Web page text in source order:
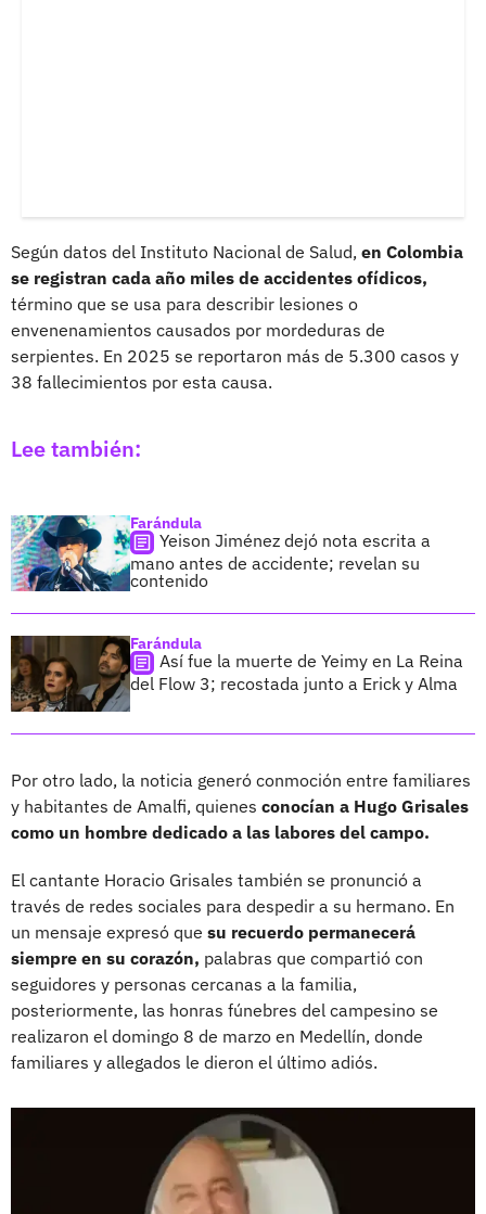
Según datos del Instituto Nacional de Salud, en Colombia
se registran cada año miles de accidentes ofídicos,
término que se usa para describir lesiones o
envenenamientos causados por mordeduras de
serpientes. En 2025 se reportaron más de 5.300 casos y
38 fallecimientos por esta causa.
Lee también:
Farándula
Yeison Jiménez dejó nota escrita a
mano antes de accidente; revelan su
contenido
Farándula
Así fue la muerte de Yeimy en La Reina
del Flow 3; recostada junto a Erick y Alma
Por otro lado, la noticia generó conmoción entre familiares
y habitantes de Amalfi, quienes conocían a Hugo Grisales
como un hombre dedicado a las labores del campo.
El cantante Horacio Grisales también se pronunció a
través de redes sociales para despedir a su hermano. En
un mensaje expresó que su recuerdo permanecerá
siempre en su corazón, palabras que compartió con
seguidores y personas cercanas a la familia,
posteriormente, las honras fúnebres del campesino se
realizaron el domingo 8 de marzo en Medellín, donde
familiares y allegados le dieron el último adiós.